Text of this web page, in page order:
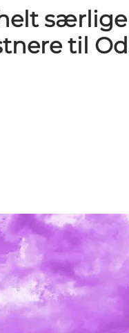
særlige
til